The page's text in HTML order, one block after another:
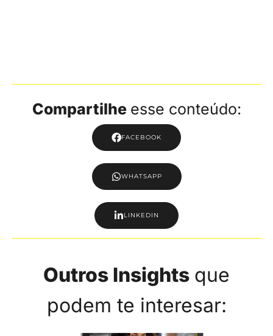
Compartilhe esse conteúdo:
FACEBOOK
WHATSAPP
LINKEDIN
Outros Insights que
podem te interesar: